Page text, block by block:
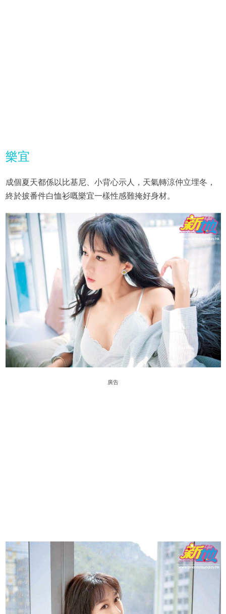
樂宜
成個夏天都係以比基尼、小背心示人，天氣轉涼仲立埋冬，
終於披番件白恤衫嘅樂宜一樣性感難掩好身材。
廣告